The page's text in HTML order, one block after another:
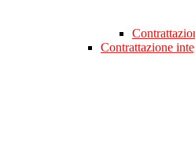
Contrattazione